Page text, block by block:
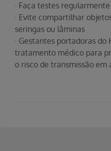
· Faça testes regularmente
· Evite compartilhar
seringas ou lâminas
· Gestantes portadoras do
tratamento médico para
o risco de transmissão em